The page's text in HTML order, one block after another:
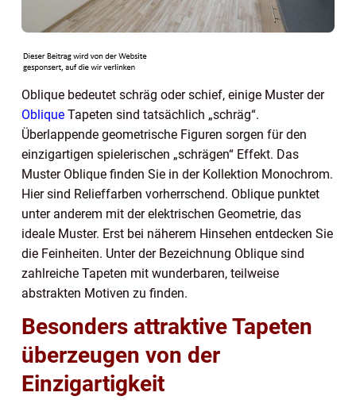
Oblique bedeutet schräg oder schief, einige Muster der
Oblique Tapeten sind tatsächlich „schräg“.
Überlappende geometrische Figuren sorgen für den
einzigartigen spielerischen „schrägen“ Effekt. Das
Muster Oblique finden Sie in der Kollektion Monochrom.
Hier sind Relieffarben vorherrschend. Oblique punktet
unter anderem mit der elektrischen Geometrie, das
ideale Muster. Erst bei näherem Hinsehen entdecken Sie
die Feinheiten. Unter der Bezeichnung Oblique sind
zahlreiche Tapeten mit wunderbaren, teilweise
abstrakten Motiven zu finden.
Besonders attraktive Tapeten
überzeugen von der
Einzigartigkeit